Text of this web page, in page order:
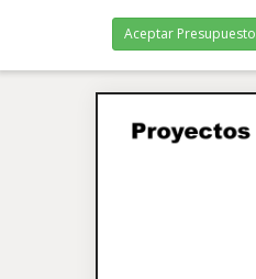
Aceptar Presupuesto